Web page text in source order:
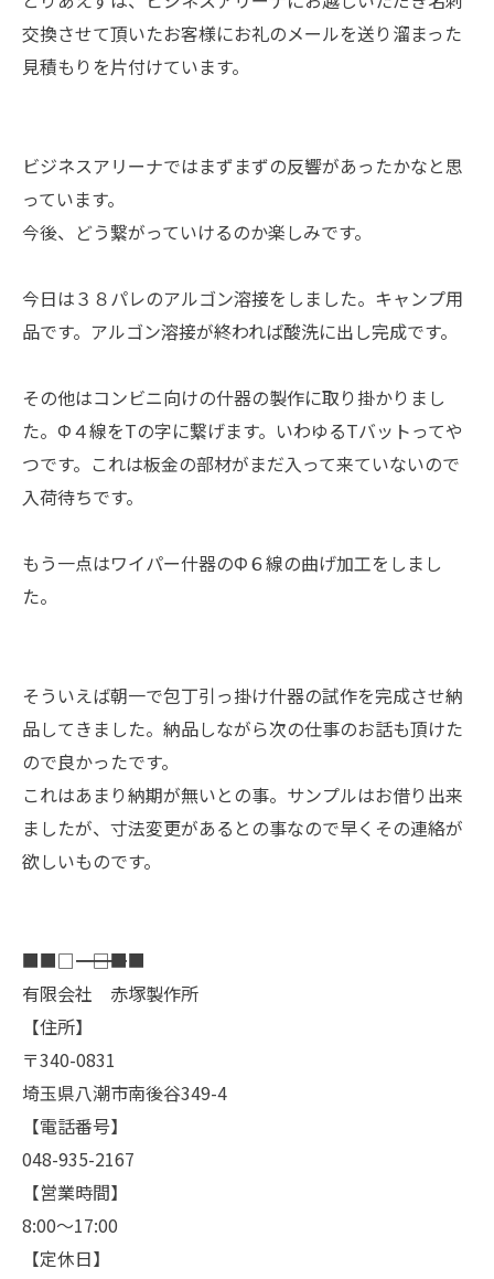
交換させて頂いたお客様にお礼のメールを送り溜まった
見積もりを片付けています。
ビジネスアリーナではまずまずの反響があったかなと思
っています。
今後、どう繋がっていけるのか楽しみです。
今日は３８パレのアルゴン溶接をしました。キャンプ用
品です。アルゴン溶接が終われば酸洗に出し完成です。
その他はコンビニ向けの什器の製作に取り掛かりまし
た。Φ４線をTの字に繋げます。いわゆるTバットってや
つです。これは板金の部材がまだ入って来ていないので
入荷待ちです。
もう一点はワイパー什器のΦ６線の曲げ加工をしまし
た。
そういえば朝一で包丁引っ掛け什器の試作を完成させ納
品してきました。納品しながら次の仕事のお話も頂けた
ので良かったです。
これはあまり納期が無いとの事。サンプルはお借り出来
ましたが、寸法変更があるとの事なので早くその連絡が
欲しいものです。
■■□―――――――――――――――――――□■■
有限会社 赤塚製作所
【住所】
〒340-0831
埼玉県八潮市南後谷349-4
【電話番号】
048-935-2167
【営業時間】
8:00～17:00
【定休日】